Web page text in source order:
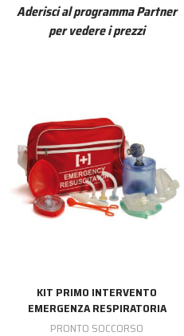
Aderisci al programma Partner
per vedere i prezzi
KIT PRIMO INTERVENTO
EMERGENZA RESPIRATORIA
PRONTO SOCCORSO